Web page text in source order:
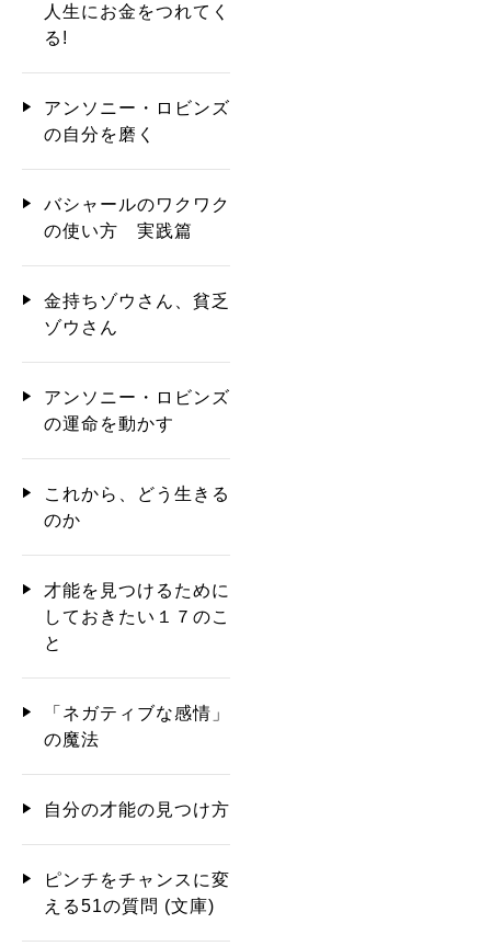
人生にお金をつれてく
る!
アンソニー・ロビンズ
の自分を磨く
バシャールのワクワク
の使い方 実践篇
金持ちゾウさん、貧乏
ゾウさん
アンソニー・ロビンズ
の運命を動かす
これから、どう生きる
のか
才能を見つけるために
しておきたい１７のこ
と
「ネガティブな感情」
の魔法
自分の才能の見つけ方
ピンチをチャンスに変
える51の質問 (文庫)